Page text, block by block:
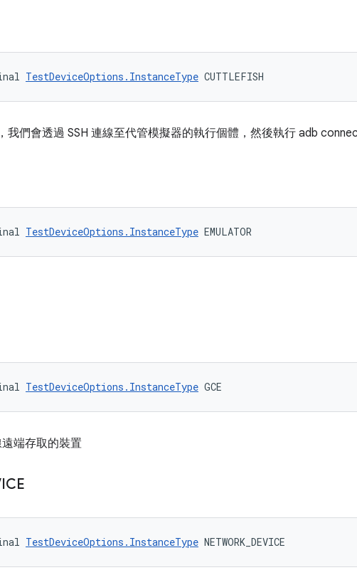
TestDeviceOptions.InstanceType CUTTLEFISH
我們會透過 SSH 連線至代管模擬器的執行個體，然後執行 adb
TestDeviceOptions.InstanceType EMULATOR
TestDeviceOptions.InstanceType GCE
端存取的裝置
TestDeviceOptions.InstanceType NETWORK_DEVICE